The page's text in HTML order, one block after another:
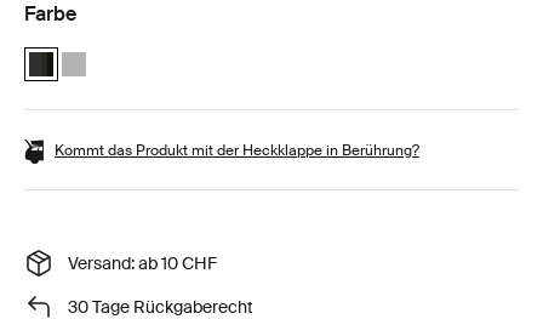
Farbe
Thule Motion 3 XXL Black Glossy (selected)
Thule Motion 3 XXL Titan Glossy
Kommt das Produkt mit der Heckklappe in Berührung?
Versand: ab 10 CHF
30 Tage Rückgaberecht